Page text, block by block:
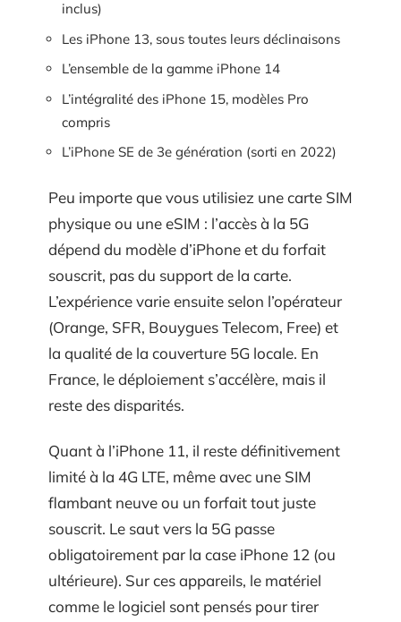
inclus)
Les iPhone 13, sous toutes leurs déclinaisons
L’ensemble de la gamme iPhone 14
L’intégralité des iPhone 15, modèles Pro
compris
L’iPhone SE de 3e génération (sorti en 2022)
Peu importe que vous utilisiez une carte SIM
physique ou une eSIM : l’accès à la 5G
dépend du modèle d’iPhone et du forfait
souscrit, pas du support de la carte.
L’expérience varie ensuite selon l’opérateur
(Orange, SFR, Bouygues Telecom, Free) et
la qualité de la couverture 5G locale. En
France, le déploiement s’accélère, mais il
reste des disparités.
Quant à l’iPhone 11, il reste définitivement
limité à la 4G LTE, même avec une SIM
flambant neuve ou un forfait tout juste
souscrit. Le saut vers la 5G passe
obligatoirement par la case iPhone 12 (ou
ultérieure). Sur ces appareils, le matériel
comme le logiciel sont pensés pour tirer